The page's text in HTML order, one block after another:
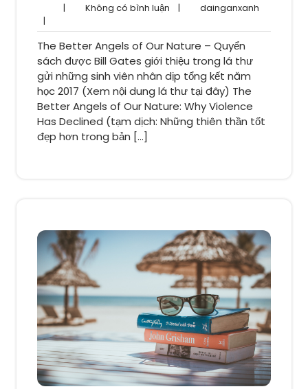
| Không có bình luận Không
bình
luận
| dainganxanh
|
The Better Angels of Our Nature – Quyển
sách được Bill Gates giới thiệu trong lá thư
gửi những sinh viên nhân dịp tổng kết năm
học 2017 (Xem nội dung lá thư tại đây) The
Better Angels of Our Nature: Why Violence
Has Declined (tạm dịch: Những thiên thần tốt
đẹp hơn trong bản […]